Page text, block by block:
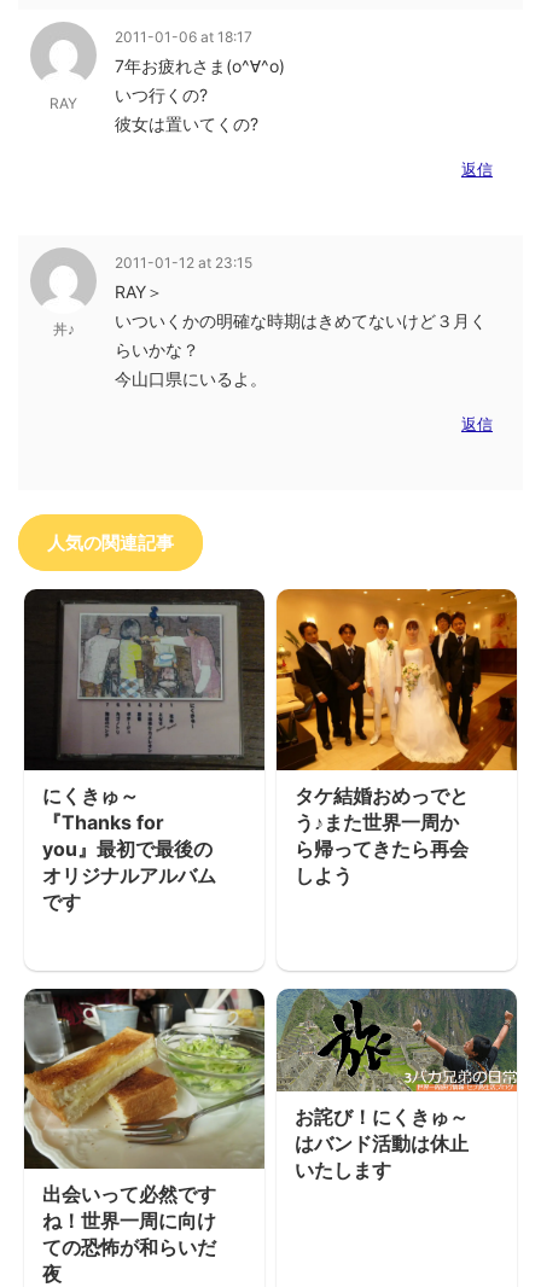
RAY
2011-01-06 at 18:17
7年お疲れさま(o^∀^o)
いつ行くの?
彼女は置いてくの?
返信
丼♪
2011-01-12 at 23:15
RAY＞
いついくかの明確な時期はきめてないけど３月く
らいかな？
今山口県にいるよ。
返信
人気の関連記事
にくきゅ～
『Thanks for
you』最初で最後の
オリジナルアルバム
です
タケ結婚おめっでと
う♪また世界一周か
ら帰ってきたら再会
しよう
出会いって必然です
ね！世界一周に向け
ての恐怖が和らいだ
夜
お詫び！にくきゅ～
はバンド活動は休止
いたします